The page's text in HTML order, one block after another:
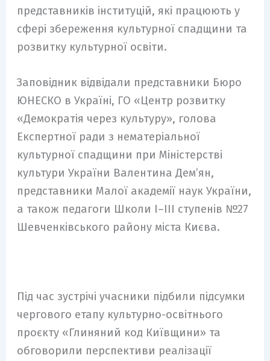
представників інституцій, які працюють у
сфері збереження культурної спадщини та
розвитку культурної освіти.
Заповідник відвідали представники Бюро
ЮНЕСКО в Україні, ГО «Центр розвитку
«Демократія через культуру», голова
Експертної ради з нематеріальної
культурної спадщини при Міністерстві
культури України Валентина Дем’ян,
представники Малої академії наук України,
а також педагоги Школи І–ІІІ ступенів №27
Шевченківського району міста Києва.
Під час зустрічі учасники підбили підсумки
чергового етапу культурно-освітнього
проєкту «Глиняний код Київщини» та
обговорили перспективи реалізації